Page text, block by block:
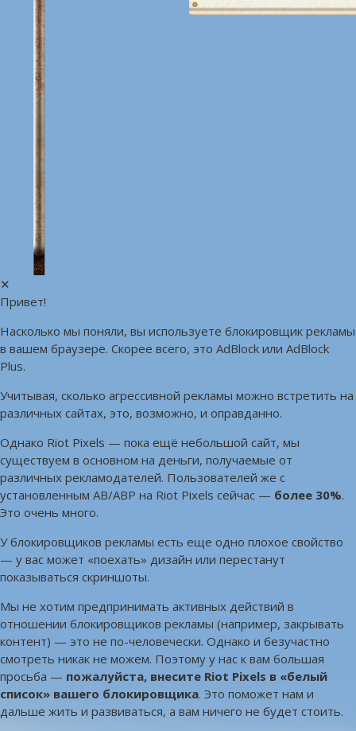
✕
Привет!
Насколько мы поняли, вы используете блокировщик рекламы
в вашем браузере. Скорее всего, это AdBlock или AdBlock
Plus.
Учитывая, сколько агрессивной рекламы можно встретить на
различных сайтах, это, возможно, и оправданно.
Однако Riot Pixels — пока ещё небольшой сайт, мы
существуем в основном на деньги, получаемые от
различных рекламодателей. Пользователей же с
установленным AB/ABP на Riot Pixels сейчас — более 30%.
Это очень много.
У блокировщиков рекламы есть еще одно плохое свойство
— у вас может «поехать» дизайн или перестанут
показываться скриншоты.
Мы не хотим предпринимать активных действий в
отношении блокировщиков рекламы (например, закрывать
контент) — это не по-человечески. Однако и безучастно
смотреть никак не можем. Поэтому у нас к вам большая
просьба — пожалуйста, внесите Riot Pixels в «белый
список» вашего блокировщика. Это поможет нам и
дальше жить и развиваться, а вам ничего не будет стоить.